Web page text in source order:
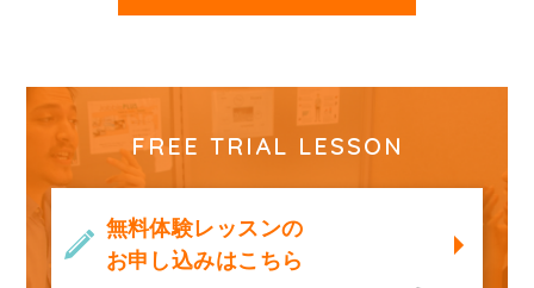
FREE TRIAL LESSON
無料体験レッスンの
お申し込みはこちら